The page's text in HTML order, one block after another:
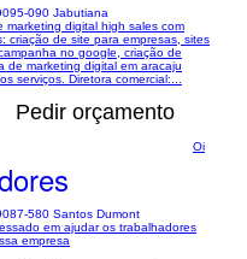
090 Jabutiana
marketing digital high sales com
criação de site para empresas, sites
no google, criação de
de marketing digital em aracaju
serviços. Diretora comercial:...
Pedir orçamento
580 Santos Dumont
Oi
em ajudar os trabalhadores
empresa